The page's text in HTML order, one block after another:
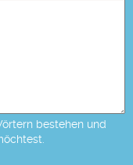
bestehen und